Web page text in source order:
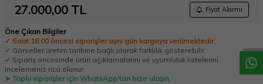
W
h
a
t
a
p
p
D
e
s
t
e
H
a
t
t
27.000,00 TL Fiyat Alarmı
Öne Çıkan Bilgiler
✓ Saat 16:00 öncesi siparişler aynı gün kargoya verilmektedir.
✓ Görseller üretim tarihine bağlı olarak farklılık gösterebilir.
✓ Sipariş öncesinde ürün açıklamalarını ve uyumluluk listelerini
incelemeniz rica olunur.
➤ Toplu siparişler için WhatsApp'tan bize ulaşın.